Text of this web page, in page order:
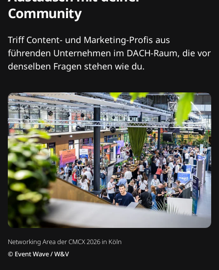
Networking Area der CMCX 2026 in Köln
© Event Wave / W&V
Community
Triff Content- und Marketing-Profis aus
führenden Unternehmen im DACH-Raum, die vor
denselben Fragen stehen wie du.